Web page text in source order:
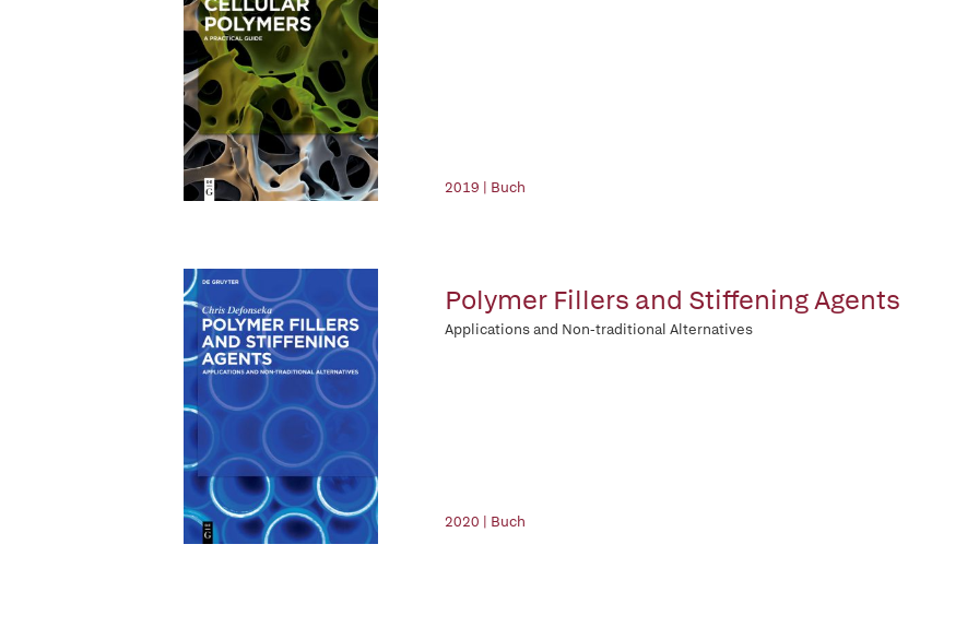
2019 | Buch
Polymer Fillers and Stiffening Agents
Applications and Non-traditional Alternatives
2020 | Buch